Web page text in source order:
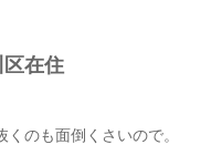
在住
のも面倒くさいので。